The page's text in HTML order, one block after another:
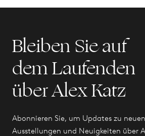
Bleiben Sie auf
dem Laufenden
über Alex Katz
Abonnieren Sie, um Updates zu
Ausstellungen und Neuigkeiten über